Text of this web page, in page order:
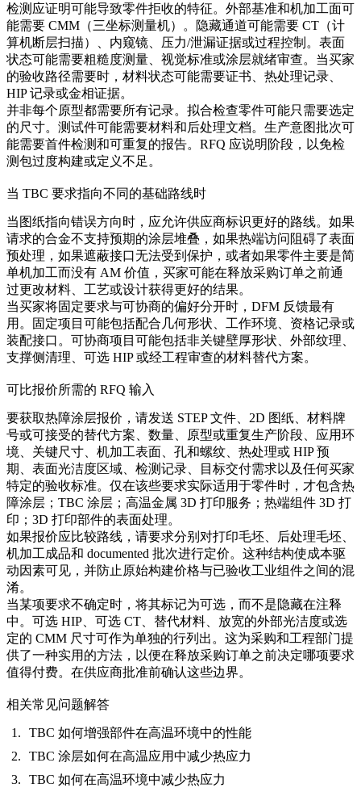
检测应证明可能导致零件拒收的特征。外部基准和机加工面可
能需要 CMM（三坐标测量机）。隐藏通道可能需要 CT（计
算机断层扫描）、内窥镜、压力/泄漏证据或过程控制。表面
状态可能需要粗糙度测量、视觉标准或涂层就绪审查。当买家
的验收路径需要时，材料状态可能需要证书、热处理记录、
HIP 记录或金相证据。
并非每个原型都需要所有记录。拟合检查零件可能只需要选定
的尺寸。测试件可能需要材料和后处理文档。生产意图批次可
能需要首件检测和可重复的报告。RFQ 应说明阶段，以免检
测包过度构建或定义不足。
当 TBC 要求指向不同的基础路线时
当图纸指向错误方向时，应允许供应商标识更好的路线。如果
请求的合金不支持预期的涂层堆叠，如果热端访问阻碍了表面
预处理，如果遮蔽接口无法受到保护，或者如果零件主要是简
单机加工而没有 AM 价值，买家可能在释放采购订单之前通
过更改材料、工艺或设计获得更好的结果。
当买家将固定要求与可协商的偏好分开时，DFM 反馈最有
用。固定项目可能包括配合几何形状、工作环境、资格记录或
装配接口。可协商项目可能包括非关键壁厚形状、外部纹理、
支撑侧清理、可选 HIP 或经工程审查的材料替代方案。
可比报价所需的 RFQ 输入
要获取热障涂层报价，请发送 STEP 文件、2D 图纸、材料牌
号或可接受的替代方案、数量、原型或重复生产阶段、应用环
境、关键尺寸、机加工表面、孔和螺纹、热处理或 HIP 预
期、表面光洁度区域、检测记录、目标交付需求以及任何买家
特定的验收标准。仅在该些要求实际适用于零件时，才包含热
障涂层；TBC 涂层；高温金属 3D 打印服务；热端组件 3D 打
印；3D 打印部件的表面处理。
如果报价应比较路线，请要求分别对打印毛坯、后处理毛坯、
机加工成品和 documented 批次进行定价。这种结构使成本驱
动因素可见，并防止原始构建价格与已验收工业组件之间的混
淆。
当某项要求不确定时，将其标记为可选，而不是隐藏在注释
中。可选 HIP、可选 CT、替代材料、放宽的外部光洁度或选
定的 CMM 尺寸可作为单独的行列出。这为采购和工程部门提
供了一种实用的方法，以便在释放采购订单之前决定哪项要求
值得付费。在供应商批准前确认这些边界。
相关常见问题解答
TBC 如何增强部件在高温环境中的性能
TBC 涂层如何在高温应用中减少热应力
TBC 如何在高温环境中减少热应力